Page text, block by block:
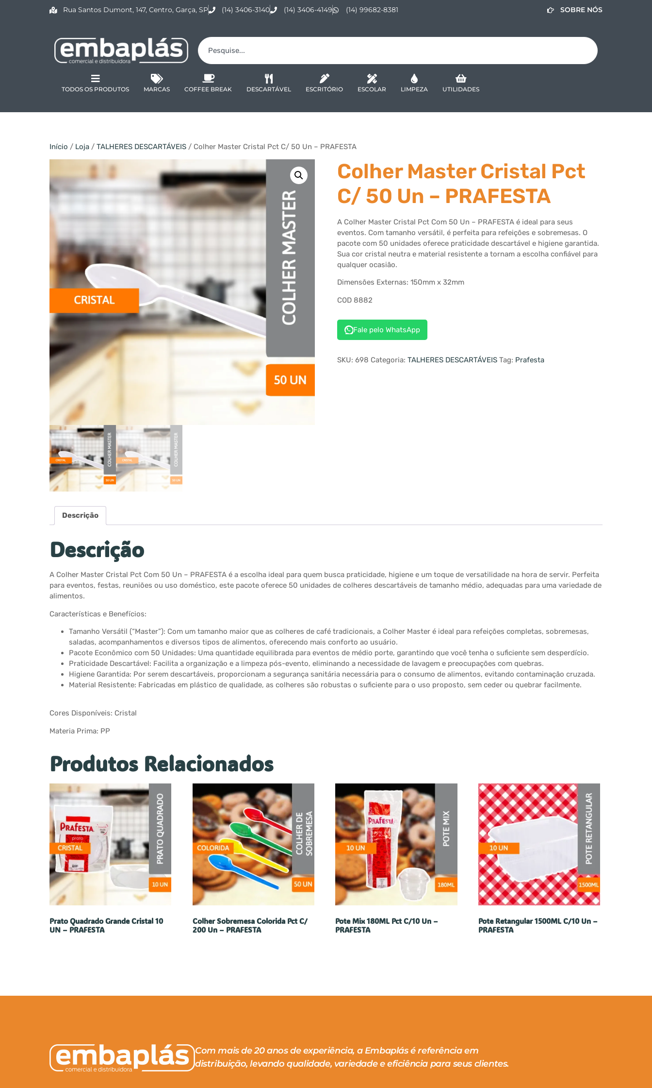
Rua Santos Dumont, 147, Centro, Garça, SP (14) 3406-3140 (14) 3406-4149 (14) 99682-8381 SOBRE NÓS
TODOS OS PRODUTOS MARCAS COFFEE BREAK DESCARTÁVEL ESCRITÓRIO ESCOLAR LIMPEZA UTILIDADES
Início / Loja / TALHERES DESCARTÁVEIS / Colher Master Cristal Pct C/ 50 Un – PRAFESTA
Colher Master Cristal Pct
C/ 50 Un – PRAFESTA
A Colher Master Cristal Pct Com 50 Un – PRAFESTA é ideal para seus
eventos. Com tamanho versátil, é perfeita para refeições e sobremesas. O
pacote com 50 unidades oferece praticidade descartável e higiene garantida.
Sua cor cristal neutra e material resistente a tornam a escolha confiável para
qualquer ocasião.
Dimensões Externas: 150mm x 32mm
COD 8882
Fale pelo WhatsApp
SKU: 698 Categoria: TALHERES DESCARTÁVEIS Tag: Prafesta
Descrição
Descrição
A Colher Master Cristal Pct Com 50 Un – PRAFESTA é a escolha ideal para quem busca praticidade, higiene e um toque de versatilidade na hora de servir. Perfeita
para eventos, festas, reuniões ou uso doméstico, este pacote oferece 50 unidades de colheres descartáveis de tamanho médio, adequadas para uma variedade de
alimentos.
Características e Benefícios:
Tamanho Versátil (“Master”): Com um tamanho maior que as colheres de café tradicionais, a Colher Master é ideal para refeições completas, sobremesas,
saladas, acompanhamentos e diversos tipos de alimentos, oferecendo mais conforto ao usuário.
Pacote Econômico com 50 Unidades: Uma quantidade equilibrada para eventos de médio porte, garantindo que você tenha o suficiente sem desperdício.
Praticidade Descartável: Facilita a organização e a limpeza pós-evento, eliminando a necessidade de lavagem e preocupações com quebras.
Higiene Garantida: Por serem descartáveis, proporcionam a segurança sanitária necessária para o consumo de alimentos, evitando contaminação cruzada.
Material Resistente: Fabricadas em plástico de qualidade, as colheres são robustas o suficiente para o uso proposto, sem ceder ou quebrar facilmente.
Cores Disponíveis: Cristal
Materia Prima: PP
Produtos Relacionados
Prato Quadrado Grande Cristal 10
UN – PRAFESTA
Colher Sobremesa Colorida Pct C/
200 Un – PRAFESTA
Pote Mix 180ML Pct C/10 Un –
PRAFESTA
Pote Retangular 1500ML C/10 Un –
PRAFESTA
Com mais de 20 anos de experiência, a Embaplás é referência em
distribuição, levando qualidade, variedade e eficiência para seus clientes.